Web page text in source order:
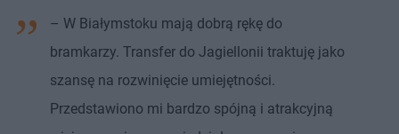
– W Białymstoku mają dobrą rękę do
bramkarzy. Transfer do Jagiellonii traktuję jako
szansę na rozwinięcie umiejętności.
Przedstawiono mi bardzo spójną i atrakcyjną